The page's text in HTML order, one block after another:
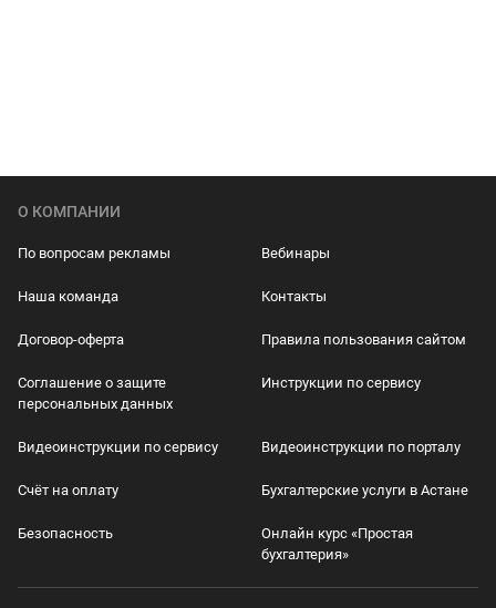
О КОМПАНИИ
По вопросам рекламы Вебинары
Наша команда Контакты
Договор-оферта Правила пользования сайтом
Соглашение о защите
персональных данных
Инструкции по сервису
Видеоинструкции по сервису Видеоинструкции по порталу
Счёт на оплату Бухгалтерские услуги в Астане
Безопасность
Онлайн курс «Простая
бухгалтерия»